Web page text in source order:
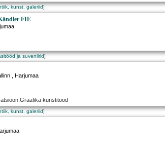
kunst, galeriid]
FIE
ja suveniirid]
, Harjumaa
kunstitööd
kunst, galeriid]